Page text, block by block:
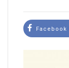
Facebook